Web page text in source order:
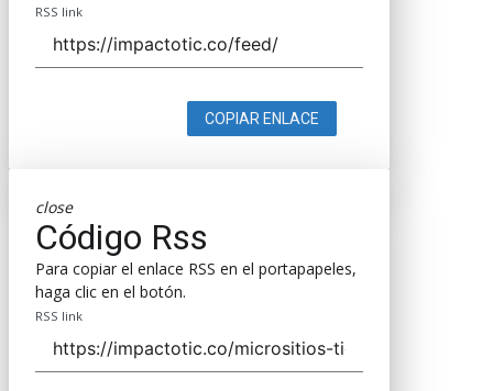
RSS link
COPIAR ENLACE
close
Código Rss
Para copiar el enlace RSS en el portapapeles,
haga clic en el botón.
RSS link